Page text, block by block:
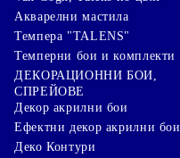
Акварелни мастила
Темпера "TALENS"
Темперни бои и комплекти
ДЕКОРАЦИОННИ БОИ,
СПРЕЙОВЕ
Декор акрилни бои
Ефектни декор акрилни бои
Деко Контури